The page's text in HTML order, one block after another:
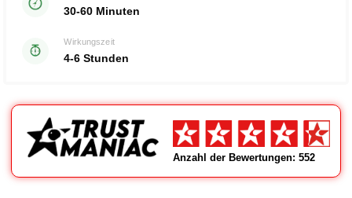
30-60 Minuten
Wirkungszeit
4-6 Stunden
Anzahl der Bewertungen: 552